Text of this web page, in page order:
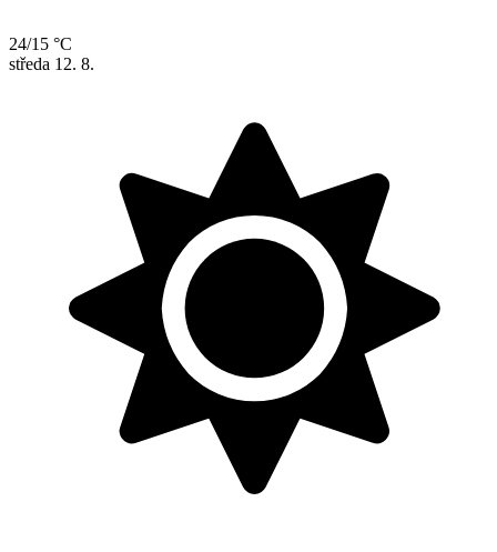
24/15 °C
středa 12. 8.